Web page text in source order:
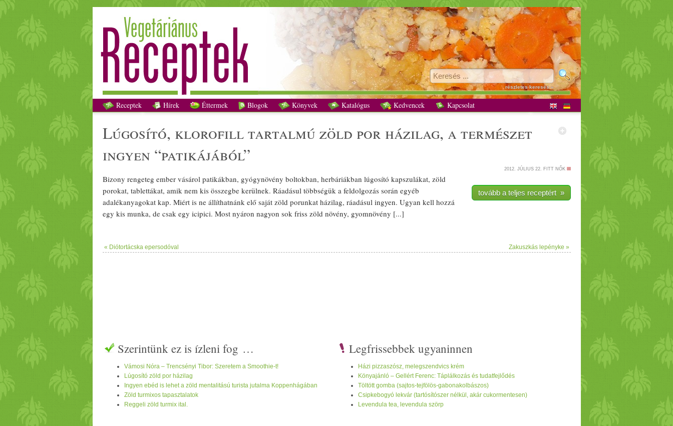
Lúgosító, klorofill tartalmú zöld por házilag, a természet ingyen “patikájából” recept vegetáriánus
részletes keresés »
Receptek Hírek Éttermek Blogok Könyvek Katalógus Kedvencek Kapcsolat
lúgosító, klorofill tartalmú zöld por házilag, a természet
ingyen “patikájából”
2012. JÚLIUS 22. FITT NŐK
tovább a teljes receptért »
Bizony rengeteg ember vásárol patikákban, gyógynövény boltokban, herbáriákban lúgosító kapszulákat, zöld
porokat, tablettákat, amik nem kis összegbe kerülnek. Ráadásul többségük a feldolgozás során egyéb
adalékanyagokat kap. Miért is ne állíthatnánk elő saját zöld porunkat házilag, ráadásul ingyen. Ugyan kell hozzá
egy kis munka, de csak egy icipici. Most nyáron nagyon sok friss zöld növény, gyomnövény [...]
« Diótortácska epersodóval Zakuszkás lepényke »
Szerintünk ez is ízleni fog …
Vámosi Nóra – Trencsényi Tibor: Szeretem a Smoothie-t!
Lúgosító zöld por házilag
Ingyen ebéd is lehet a zöld mentalitású turista jutalma Koppenhágában
Zöld turmixos tapasztalatok
Reggeli zöld turmix ital.
Legfrissebbek ugyaninnen
Házi pizzaszósz, melegszendvics krém
Könyajánló – Gellért Ferenc: Táplálkozás és tudatfejlődés
Töltött gomba (sajtos-tejfölös-gabonakolbászos)
Csipkebogyó lekvár (tartósítószer nélkül, akár cukormentesen)
Levendula tea, levendula szörp